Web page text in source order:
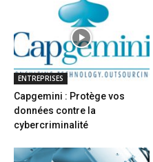
ENTREPRISES
Capgemini : Protège vos
données contre la
cybercriminalité